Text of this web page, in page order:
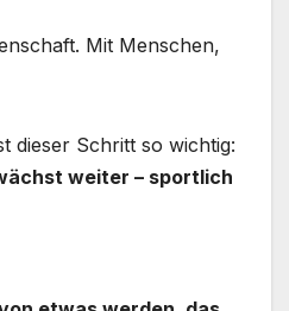
Mit Menschen,
dieser Schritt so wichtig:
weiter – sportlich